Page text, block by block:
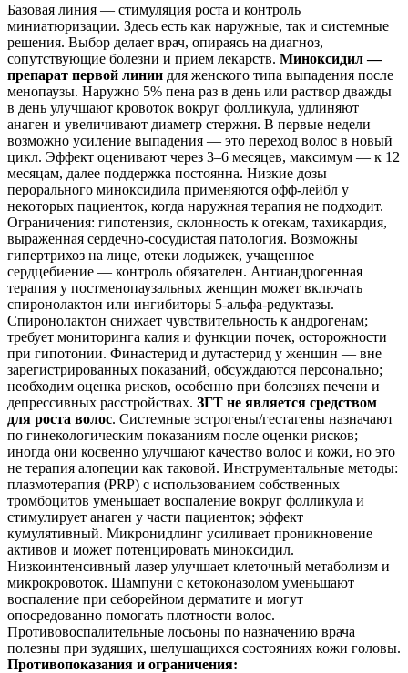
Базовая линия — стимуляция роста и контроль
миниатюризации. Здесь есть как наружные, так и системные
решения. Выбор делает врач, опираясь на диагноз,
сопутствующие болезни и прием лекарств. Миноксидил —
препарат первой линии для женского типа выпадения после
менопаузы. Наружно 5% пена раз в день или раствор дважды
в день улучшают кровоток вокруг фолликула, удлиняют
анаген и увеличивают диаметр стержня. В первые недели
возможно усиление выпадения — это переход волос в новый
цикл. Эффект оценивают через 3–6 месяцев, максимум — к 12
месяцам, далее поддержка постоянна. Низкие дозы
перорального миноксидила применяются офф‑лейбл у
некоторых пациенток, когда наружная терапия не подходит.
Ограничения: гипотензия, склонность к отекам, тахикардия,
выраженная сердечно‑сосудистая патология. Возможны
гипертрихоз на лице, отеки лодыжек, учащенное
сердцебиение — контроль обязателен. Антиандрогенная
терапия у постменопаузальных женщин может включать
спиронолактон или ингибиторы 5‑альфа‑редуктазы.
Спиронолактон снижает чувствительность к андрогенам;
требует мониторинга калия и функции почек, осторожности
при гипотонии. Финастерид и дутастерид у женщин — вне
зарегистрированных показаний, обсуждаются персонально;
необходим оценка рисков, особенно при болезнях печени и
депрессивных расстройствах. ЗГТ не является средством
для роста волос. Системные эстрогены/гестагены назначают
по гинекологическим показаниям после оценки рисков;
иногда они косвенно улучшают качество волос и кожи, но это
не терапия алопеции как таковой. Инструментальные методы:
плазмотерапия (PRP) с использованием собственных
тромбоцитов уменьшает воспаление вокруг фолликула и
стимулирует анаген у части пациенток; эффект
кумулятивный. Микронидлинг усиливает проникновение
активов и может потенцировать миноксидил.
Низкоинтенсивный лазер улучшает клеточный метаболизм и
микрокровоток. Шампуни с кетоконазолом уменьшают
воспаление при себорейном дерматите и могут
опосредованно помогать плотности волос.
Противовоспалительные лосьоны по назначению врача
полезны при зудящих, шелушащихся состояниях кожи головы.
Противопоказания и ограничения: